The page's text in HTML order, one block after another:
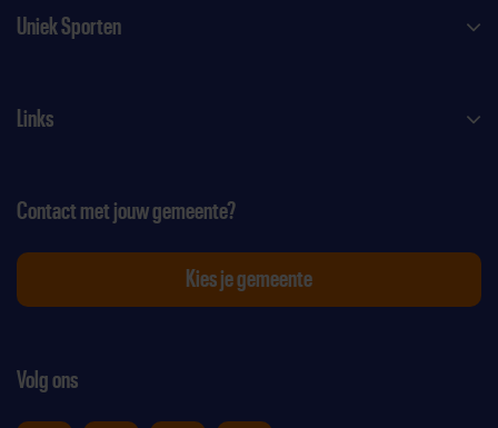
Uniek Sporten
Links
Volg ons
Contact met jouw gemeente?
Kies je gemeente